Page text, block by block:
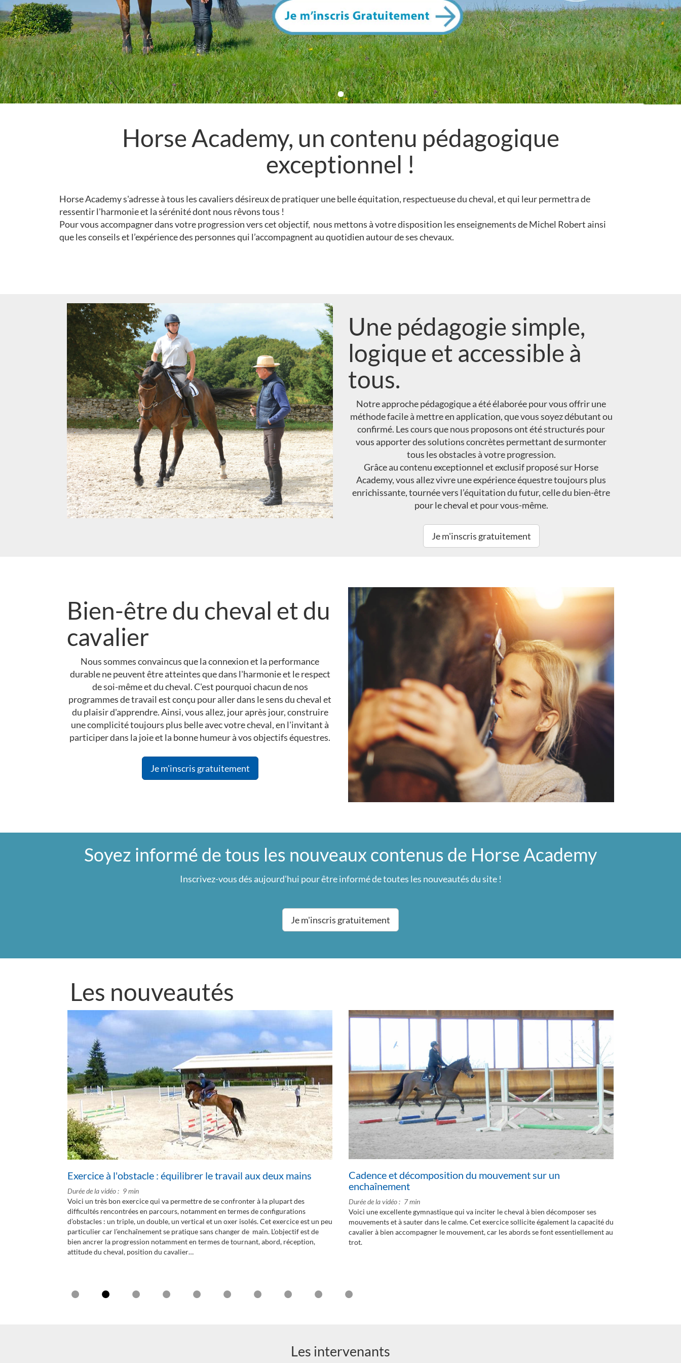
Horse Academy, un contenu pédagogique
exceptionnel !
Horse Academy s'adresse à tous les cavaliers désireux de pratiquer une belle équitation, respectueuse du cheval, et qui leur permettra de
ressentir l'harmonie et la sérénité dont nous rêvons tous !
Pour vous accompagner dans votre progression vers cet objectif, nous mettonsà votre disposition les enseignements de Michel Robert ainsi
que les conseils et l’expérience des personnes qui l’accompagnent au quotidien autour de ses chevaux.
Une pédagogie simple,
logique et accessible à
tous.
Notre approche pédagogique a été élaborée pour vous offrir une
méthode facile à mettre en application, que vous soyez débutant ou
confirmé. Les cours que nous proposons ont été structurés pour
vous apporter des solutions concrètes permettant de surmonter
tous les obstacles à votre progression.
Grâce au contenu exceptionnel et exclusif proposé sur Horse
Academy, vous allez vivre une expérience équestre toujours plus
enrichissante, tournée vers l’équitation du futur, celle du bien-être
pour le cheval et pour vous-même.
Je m'inscris gratuitement
Bien-être du cheval et du
cavalier
Nous sommes convaincus que la connexion et la performance
durable ne peuvent être atteintes que dans l'harmonie et le respect
de soi-même et du cheval. C'est pourquoi chacun de nos
programmes de travail est conçu pour aller dans le sens du cheval et
du plaisir d'apprendre. Ainsi, vous allez, jour après jour, construire
une complicité toujours plus belle avec votre cheval, en l'invitant à
participer dans la joie et la bonne humeur à vos objectifs équestres.
Je m'inscris gratuitement
Soyez informé de tous les nouveaux contenus de Horse Academy
Inscrivez-vous dés aujourd'hui pour être informé de toutes les nouveautés du site !
Je m'inscris gratuitement
Les nouveautés
Exercice à l'obstacle : équilibrer le travail aux deux mains
Durée de la vidéo
9 min
Voici un très bon exercice qui va permettre de se confronter à la plupart des
difficultés rencontrées en parcours, notamment en termes de configurations
d’obstacles : un triple, un double, un vertical et un oxer isolés. Cet exercice est un peu
particulier car l’enchaînement se pratique sans changer de main. L’objectif est de
bien ancrer la progression notamment en termes de tournant, abord, réception,
attitude du cheval, position du cavalier…
Cadence et décomposition du mouvement sur un
enchaînement
Durée de la vidéo
7 min
Voici une excellente gymnastique qui va inciter le cheval à bien décomposer ses
mouvements et à sauter dans le calme. Cet exercice sollicite également la capacité du
cavalier à bien accompagner le mouvement, car les abords se font essentiellement au
trot.
Les intervenants